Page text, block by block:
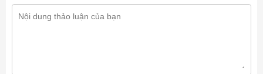
truyền tốt.